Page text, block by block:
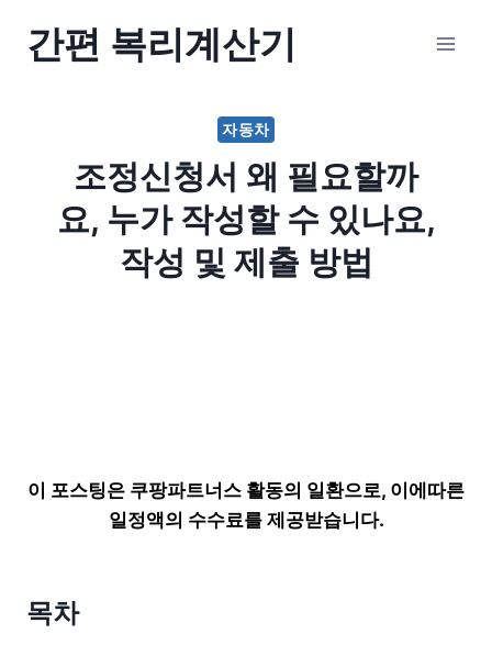
간편 복리계산기
자동차
조정신청서 왜 필요할까
요, 누가 작성할 수 있나요,
작성 및 제출 방법
이 포스팅은 쿠팡파트너스 활동의 일환으로, 이에따른
일정액의 수수료를 제공받습니다.
목차